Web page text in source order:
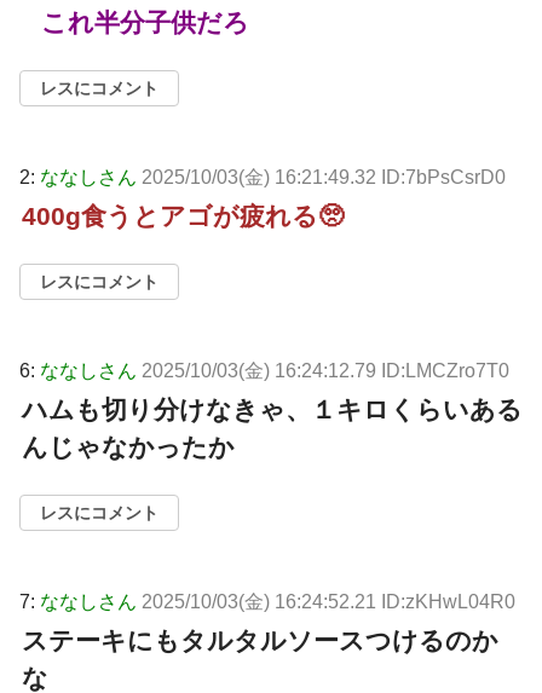
これ半分子供だろ
レスにコメント
2: ななしさん 2025/10/03(金) 16:21:49.32 ID:7bPsCsrD0
400g食うとアゴが疲れる🥺
レスにコメント
6: ななしさん 2025/10/03(金) 16:24:12.79 ID:LMCZro7T0
ハムも切り分けなきゃ、１キロくらいある
んじゃなかったか
レスにコメント
7: ななしさん 2025/10/03(金) 16:24:52.21 ID:zKHwL04R0
ステーキにもタルタルソースつけるのか
な